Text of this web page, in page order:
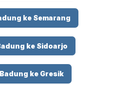
ke Semarang
ke Sidoarjo
ke Gresik